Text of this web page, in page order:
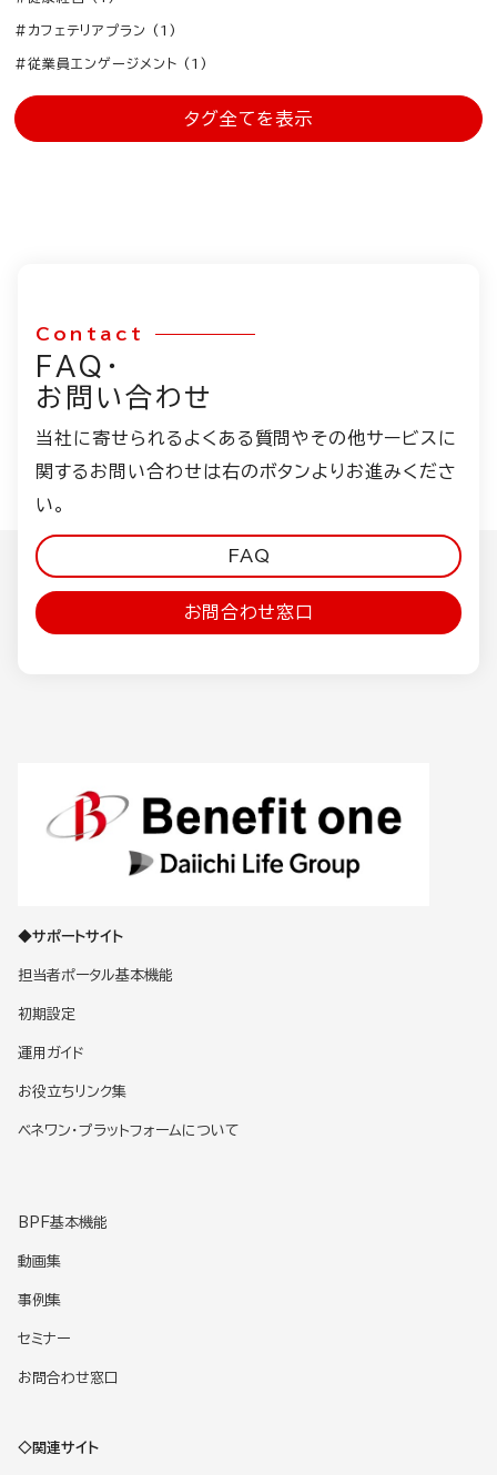
#カフェテリアプラン (1)
#従業員エンゲージメント (1)
タグ全てを表示
Contact
FAQ・
お問い合わせ
当社に寄せられるよくある質問やその他サービスに
関するお問い合わせは右のボタンよりお進みくださ
い。
FAQ
お問合わせ窓口
◆サポートサイト
担当者ポータル基本機能
初期設定
運用ガイド
お役立ちリンク集
ベネワン・プラットフォームについて
BPF基本機能
動画集
事例集
セミナー
お問合わせ窓口
◇関連サイト